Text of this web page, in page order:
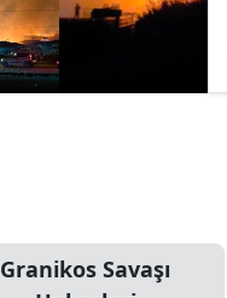
Granikos Savaşı